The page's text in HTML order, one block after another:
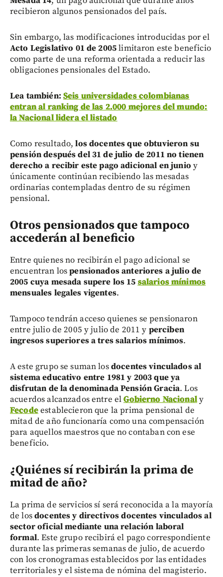
recibieron algunos pensionados del país.
Sin embargo, las modificaciones introducidas por el
Acto Legislativo 01 de 2005limitaron este beneficio
como parte de una reforma orientada a reducir las
obligaciones pensionales del Estado.
Lea también: Seis universidades colombianas
entran al ranking de las 2.000 mejores del mundo:
la Nacional lidera el listado
Como resultado,los docentes que obtuvieron su
pensión después del 31 de julio de 2011 no tienen
derecho a recibir este pago adicional en junio y
únicamente continúan recibiendo las mesadas
ordinarias contempladas dentro de su régimen
pensional.
Otros pensionados que tampoco
accederán al beneficio
Entre quienes no recibirán el pago adicional se
encuentran lospensionados anteriores a julio de
2005 cuya mesada supere los 15salarios mínimos
mensuales legales vigentes.
Tampoco tendrán acceso quienes se pensionaron
entre julio de 2005 y julio de 2011 y perciben
ingresos superiores a tres salarios mínimos.
A este grupo se suman losdocentes vinculados al
sistema educativo entre 1981 y 2003 que ya
disfrutan de la denominada Pensión Gracia. Los
acuerdos alcanzados entre elGobierno Nacionaly
Fecodeestablecieron que la prima pensional de
mitad de año funcionaría como una compensación
para aquellos maestros que no contaban con ese
beneficio.
¿Quiénes sí recibirán la prima de
mitad de año?
La prima de servicios sí será reconocida a la mayoría
de losdocentes y directivos docentes vinculados al
sector oficial mediante una relación laboral
formal. Este grupo recibirá el pago correspondiente
durante las primeras semanas de julio, de acuerdo
con los cronogramas establecidos por las entidades
territoriales y el sistema de nómina del magisterio.